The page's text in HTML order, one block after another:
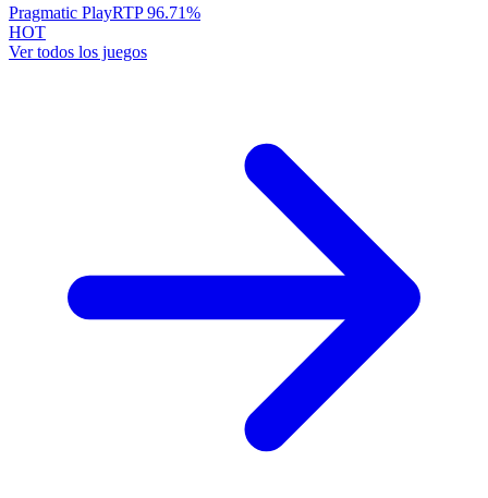
Pragmatic PlayRTP96.71%
HOT
Ver todos los juegos